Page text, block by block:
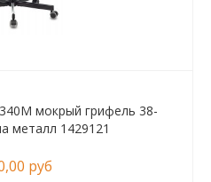
мокрый грифель 38-
металл 1429121
руб